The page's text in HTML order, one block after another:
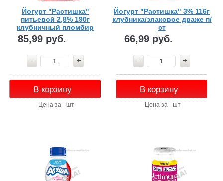
Йогурт "Растишка"
питьевой 2,8% 190г
клубничный пломбир
стакан
85,99 руб.
В корзину
Цена за - шт
Йогурт "Растишка" 3% 116г
клубника/злаковое драже п/
ст
66,99 руб.
В корзину
Цена за - шт